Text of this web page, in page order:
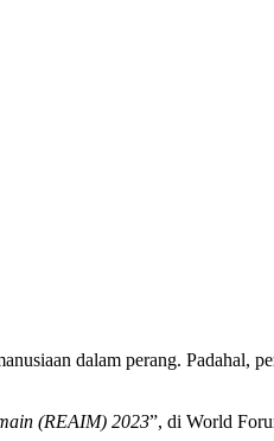
dalam perang. Padahal,
(REAIM) 2023”, di World